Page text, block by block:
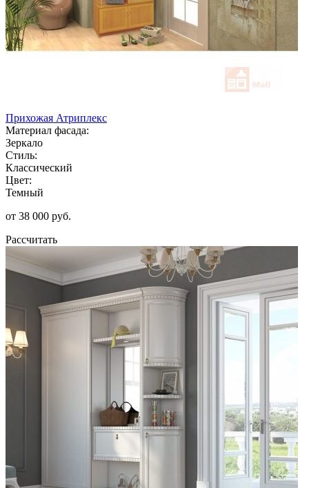
Прихожая Атриплекс
Материал фасада:
Зеркало
Стиль:
Классический
Цвет:
Темный
от 38 000 руб.
Рассчитать